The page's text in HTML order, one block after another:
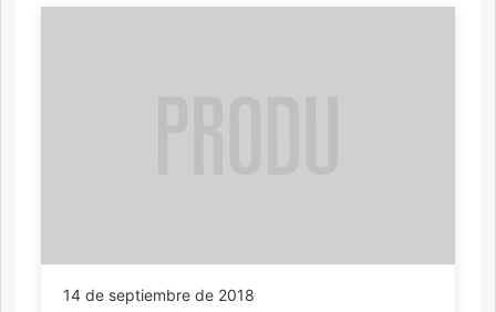
14 de septiembre de 2018